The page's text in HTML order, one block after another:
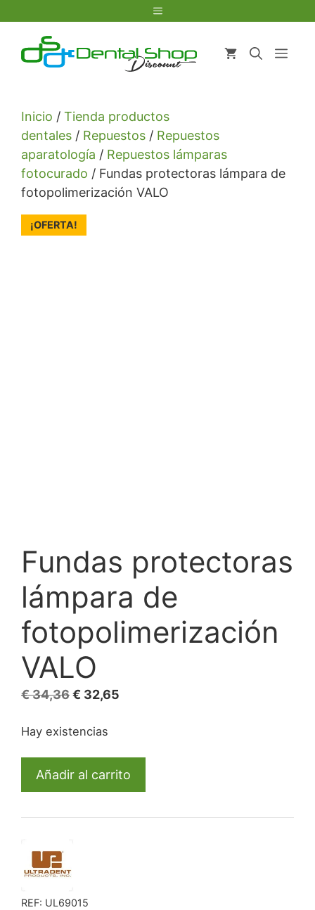
contenido
Menú
Inicio / Tienda productos
dentales / Repuestos / Repuestos
aparatología / Repuestos lámparas
fotocurado / Fundas protectoras lámpara de
fotopolimerización VALO
¡OFERTA!
Fundas protectoras
lámpara de
fotopolimerización
VALO
€34,36El
original
€ 34,36.
€ 32,65
€ 32,65.
Hay existencias
Fundas
protectoras
de
VALO
cantidad
Añadir al carrito
REF: UL69015